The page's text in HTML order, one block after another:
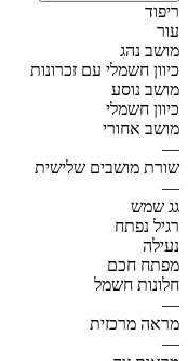
ריפוד
עור
מושב נהג
כיוון חשמלי עם זכרונות
מושב נוסע
כיוון חשמלי
מושב אחורי
—
שורת מושבים שלישית
—
גג שמש
רגיל נפתח
נעילה
מפתח חכם
חלונות חשמל
—
מראה מרכזית
—